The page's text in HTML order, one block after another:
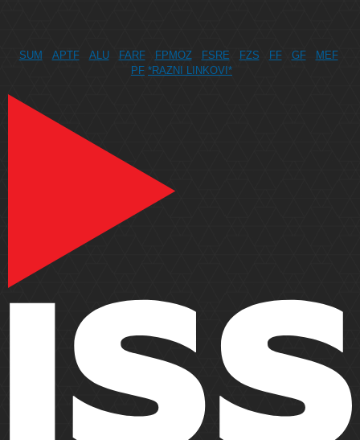
SUM APTF ALU FARF FPMOZ FSRE FZS FF GF
MEF
PF *RAZNI LINKOVI*